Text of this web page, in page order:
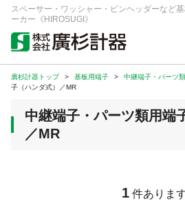
スペーサー・ワッシャー・ピンヘッダーなど
ーカー《HIROSUGI》
キーワード 品番/シリーズ
商品カテゴリから探す
ジャンルから探す
廣杉計器トップ > 基板用端子 > 中継端子・パーツ
子（ハンダ式）／MR
中継端子・パーツ類用端
／MR
1 件ありま